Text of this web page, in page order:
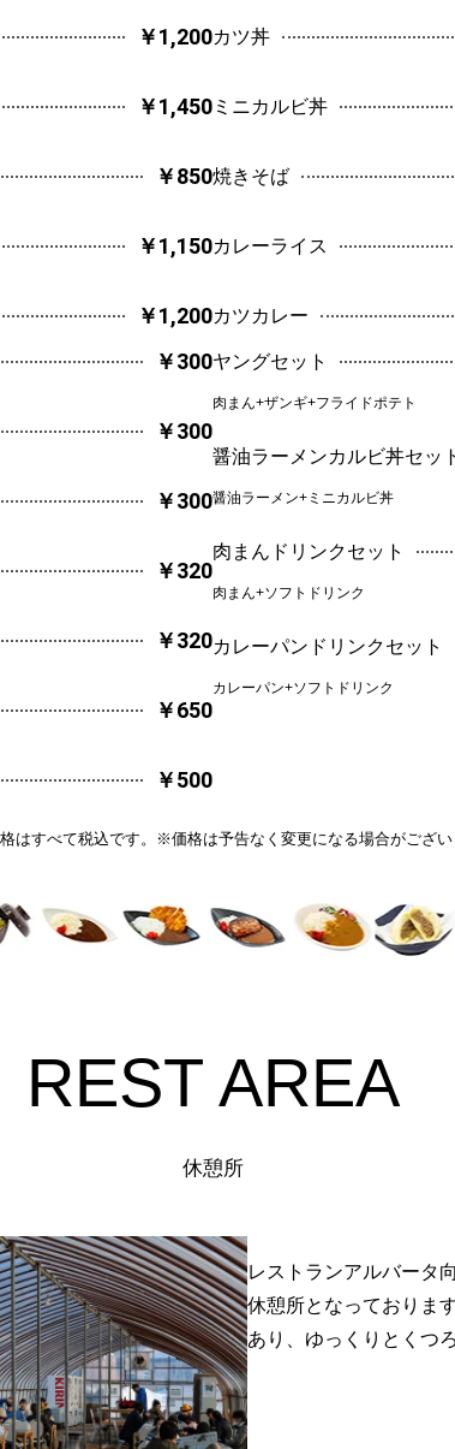
￥1,200
￥1,450
￥850
￥1,150
￥1,200
カツ丼
ミニカルビ丼
焼きそば
カレーライス
カツカレー
￥300
￥300
￥300
￥320
￥320
￥650
￥500
ヤングセット
肉まん+ザンギ+フライドポテト
醤油ラーメンカルビ丼セッ
醤油ラーメン+ミニカルビ丼
肉まんドリンクセット
肉まん+ソフトドリンク
カレーパンドリンクセット
カレーパン+ソフトドリンク
すべて税込です。※価格は予告なく変更になる場合がござい
REST AREA
休憩所
レストランアルバータ
休憩所となっておりま
あり、ゆっくりとくつ